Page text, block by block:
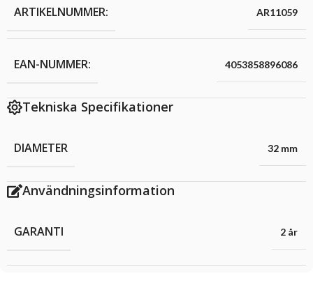
ARTIKELNUMMER: AR11059
EAN-NUMMER: 4053858896086
Tekniska Specifikationer
DIAMETER 32 mm
Användningsinformation
GARANTI 2 år